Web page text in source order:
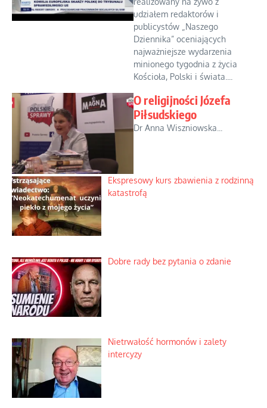
udziałem redaktorów i
publicystów „Naszego
Dziennika” oceniających
najważniejsze wydarzenia
minionego tygodnia z życia
Kościoła, Polski i świata....
O religijności Józefa
Piłsudskiego
Dr Anna Wiszniowska...